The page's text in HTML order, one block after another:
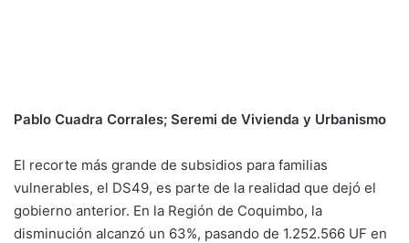
Pablo Cuadra Corrales; Seremi de Vivienda y Urbanismo
El recorte más grande de subsidios para familias
vulnerables, el DS49, es parte de la realidad que dejó el
gobierno anterior. En la Región de Coquimbo, la
disminución alcanzó un 63%, pasando de 1.252.566 UF en